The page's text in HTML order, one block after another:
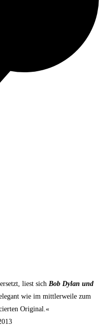
liest sich Bob Dylan und
wie im mittlerweile zum
Original.«